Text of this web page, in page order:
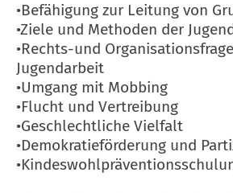
•Befähigung zur Leitung von
•Ziele und Methoden der
•Rechts-und
Jugendarbeit
•Umgang mit Mobbing
•Flucht und Vertreibung
•Geschlechtliche Vielfalt
•Demokratieförderung und